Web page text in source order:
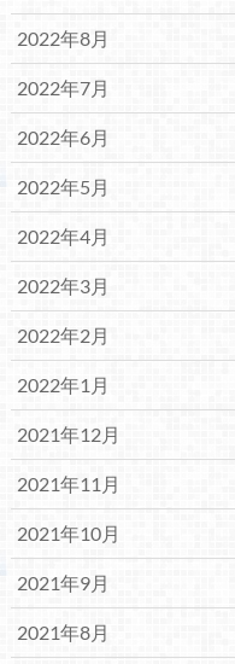
2022年8月
2022年7月
2022年6月
2022年5月
2022年4月
2022年3月
2022年2月
2022年1月
2021年12月
2021年11月
2021年10月
2021年9月
2021年8月